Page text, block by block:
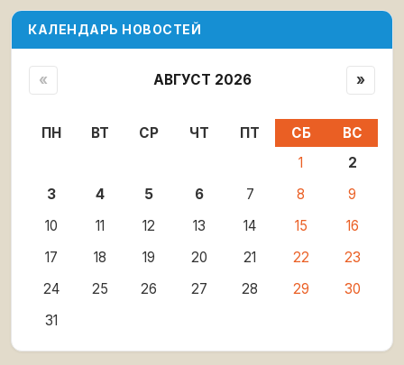
КАЛЕНДАРЬ НОВОСТЕЙ
« АВГУСТ 2026 »
ПН ВТ СР ЧТ ПТ СБ
ВС
1
2
3
4 5 6 7 8
9
10
11 12 13 14 15
16
17
18 19 20 21 22
23
24
25 26 27 28 29
30
31